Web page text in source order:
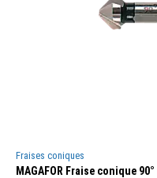
Fraises coniques
MAGAFOR Fraise conique 90°